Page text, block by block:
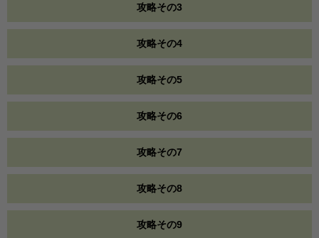
攻略その3
攻略その4
攻略その5
攻略その6
攻略その7
攻略その8
攻略その9